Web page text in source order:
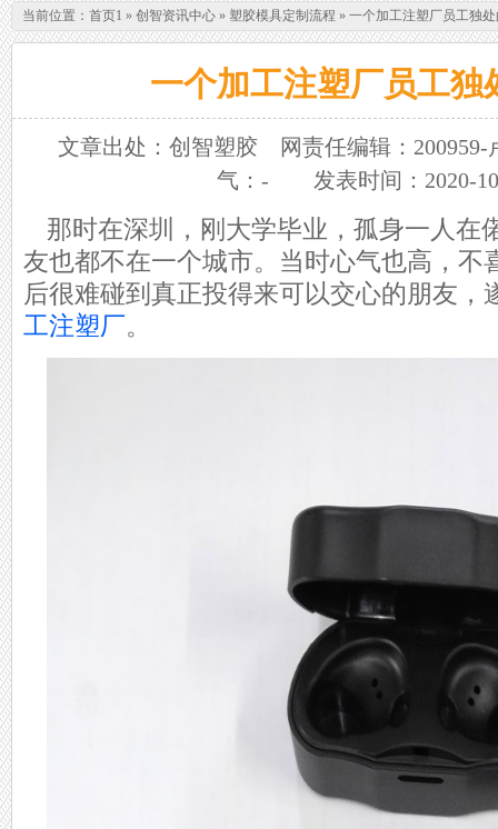
当前位置： 首页1 » 创智资讯中心 » 塑胶模具定制流程 » 一个加工注塑厂员工独
一个加工注塑厂员工独
文章出处：创智塑胶
网责任编辑：200959-
气： - 发表时间：2020-
那时在深圳，刚大学毕业，孤身一人在
友也都不在一个城市。当时心气也高，不
后很难碰到真正投得来可以交心的朋友，
工注塑厂。